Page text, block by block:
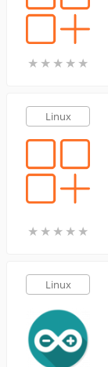
★ ★ ★ ★ ★
★ ★ ★ ★ ★
Linux
★ ★ ★ ★ ★
★ ★ ★ ★ ★
Linux